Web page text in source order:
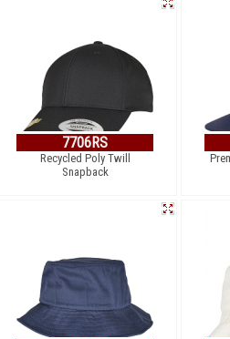
7706RS
Recycled Poly Twill
Snapback